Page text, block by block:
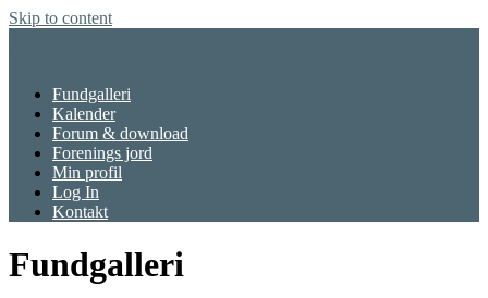
Skip to content
Fundgalleri
Kalender
Forum & download
Forenings jord
Min profil
Log In
Kontakt
Fundgalleri